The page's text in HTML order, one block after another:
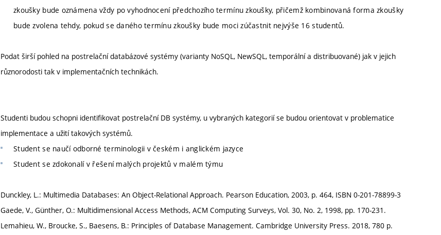
zkoušky bude oznámena vždy po vyhodnocení předchozího termínu zkoušky, přičemž kombinovaná forma zkoušky
bude zvolena tehdy, pokud se daného termínu zkoušky bude moci zúčastnit nejvýše 16 studentů.
Podat širší pohled na postrelační databázové systémy (varianty NoSQL, NewSQL, temporální a distribuované) jak v jejich
různorodosti tak v implementačních technikách.
Studenti budou schopni identifikovat postrelační DB systémy, u vybraných kategorií se budou orientovat v problematice
implementace a užití takových systémů.
Student se naučí odborné terminologii v českém i anglickém jazyce
Student se zdokonalí v řešení malých projektů v malém týmu
Dunckley, L.: Multimedia Databases: An Object-Relational Approach. Pearson Education, 2003, p. 464, ISBN 0-201-78899-3
Gaede, V., Günther, O.: Multidimensional Access Methods, ACM Computing Surveys, Vol. 30, No. 2, 1998, pp. 170-231.
Lemahieu, W., Broucke, S., Baesens, B.: Principles of Database Management. Cambridge University Press. 2018, 780 p.